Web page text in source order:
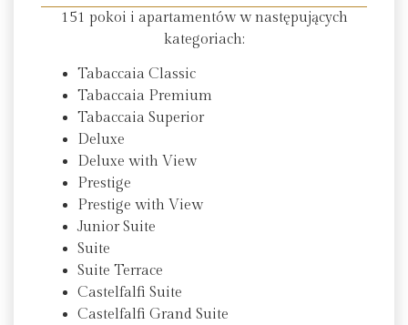
151 pokoi i apartamentów w następujących
kategoriach:
Tabaccaia Classic
Tabaccaia Premium
Tabaccaia Superior
Deluxe
Deluxe with View
Prestige
Prestige with View
Junior Suite
Suite
Suite Terrace
Castelfalfi Suite
Castelfalfi Grand Suite